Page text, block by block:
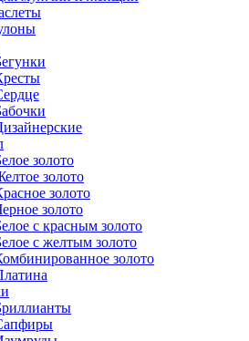
золото
золото
золото
золото
с красным золото
с желтым золото
золото